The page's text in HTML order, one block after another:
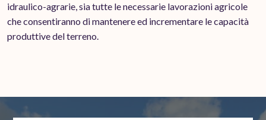
idraulico-agrarie, sia tutte le necessarie lavorazioni agricole
che consentiranno di mantenere ed incrementare le capacità
produttive del terreno.